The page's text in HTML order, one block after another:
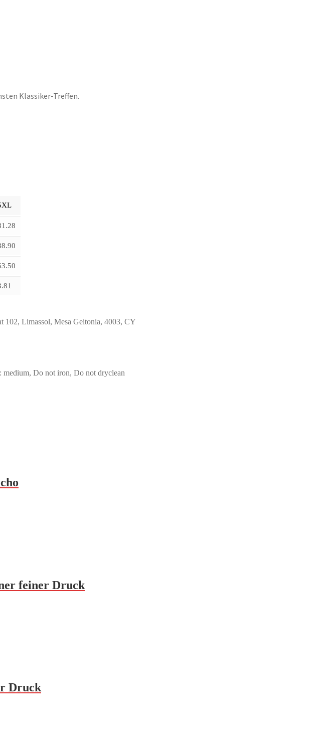
Klassiker-Treffen.
Limassol, Mesa Geitonia, 4003, CY
medium, Do not iron, Do not dryclean
feiner Druck
Druck